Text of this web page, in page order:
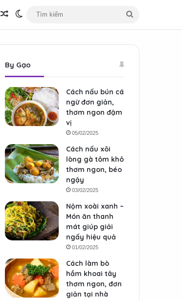
Bài viết ngẫu nhiên
Switch skin
kiếm
By Gạo
Cách nấu bún cá
ngừ đơn giản,
thơm ngon đậm
vị
05/02/2025
Cách nấu xôi
lòng gà tôm khô
thơm ngon, béo
ngậy
03/02/2025
Nộm xoài xanh –
Món ăn thanh
mát giúp giải
ngấy hiệu quả
01/02/2025
Cách làm bò
hầm khoai tây
thơm ngon, đơn
giản tại nhà